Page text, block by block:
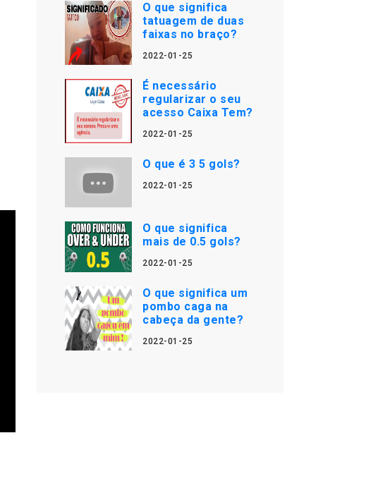
O que significa
tatuagem de duas
faixas no braço?
2022-01-25
É necessário
regularizar o seu
acesso Caixa Tem?
2022-01-25
O que é 3 5 gols?
2022-01-25
O que significa
mais de 0.5 gols?
2022-01-25
O que significa um
pombo caga na
cabeça da gente?
2022-01-25